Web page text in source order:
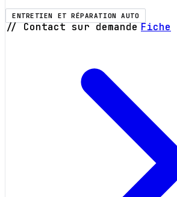
ENTRETIEN ET RÉPARATION AUTO
// Contact sur demande Fiche